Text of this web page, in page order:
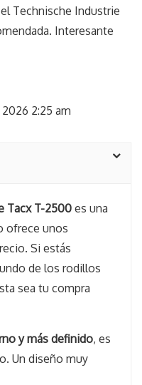
Technische Industrie
Interesante
2:25 am
Tacx T-2500es una
ofrece unos
Si estás
de los rodillos
sea tu compra
y más definido, es
Un diseño muy